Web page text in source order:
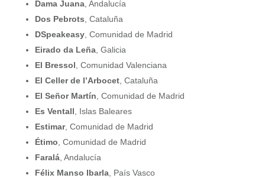
Dama Juana, Andalucía
Dos Pebrots , Cataluña
DSpeakeasy, Comunidad de Madrid
Eirado da Leña, Galicia
El Bressol , Comunidad Valenciana
El Celler de l’Arbocet, Cataluña
El Señor Martí­n , Comunidad de Madrid
Es Ventall , Islas Baleares
Estimar, Comunidad de Madrid
Étimo , Comunidad de Madrid
Faralá, Andalucía
Félix Manso Ibarla, País Vasco